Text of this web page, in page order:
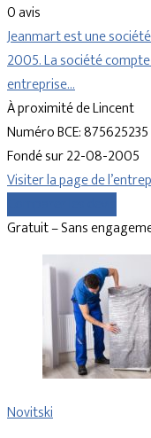
0 avis
Jeanmart est une
2005. La société
entreprise…
À proximité de Lincent
Numéro BCE: 875625235
Fondé sur 22-08-2005
Visiter la page de
Gratuit – Sans
Novitski